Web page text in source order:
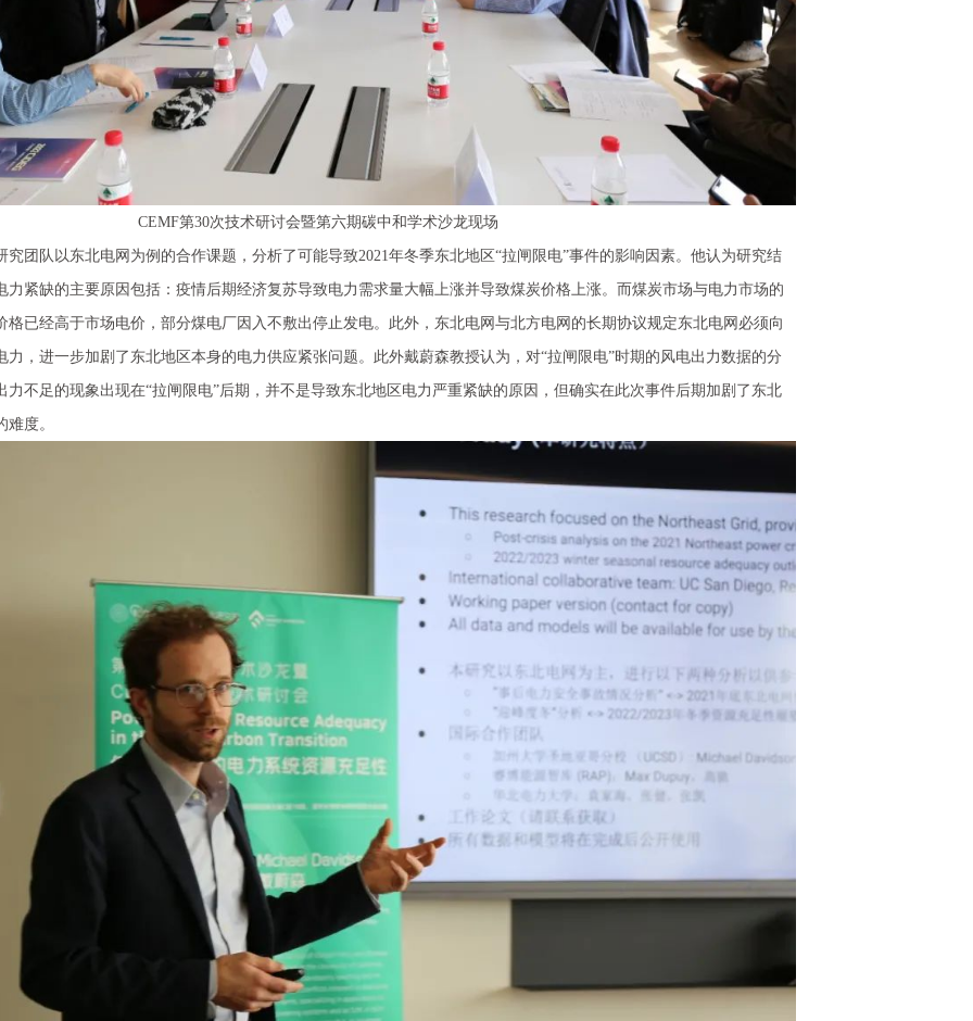
CEMF第30次技术研讨会暨第六期碳中和学术沙龙现场
究团队以东北电网为例的合作课题，分析了可能导致2021年冬季东北地区“拉闸限电”事件的影响因素。他认为研究结
力紧缺的主要原因包括：疫情后期经济复苏导致电力需求量大幅上涨并导致煤炭价格上涨。而煤炭市场与电力市场的
格已经高于市场电价，部分煤电厂因入不敷出停止发电。此外，东北电网与北方电网的长期协议规定东北电网必须向
力，进一步加剧了东北地区本身的电力供应紧张问题。此外戴蔚森教授认为，对“拉闸限电”时期的风电出力数据的分
力不足的现象出现在“拉闸限电”后期，并不是导致东北地区电力严重紧缺的原因，但确实在此次事件后期加剧了东北
度。